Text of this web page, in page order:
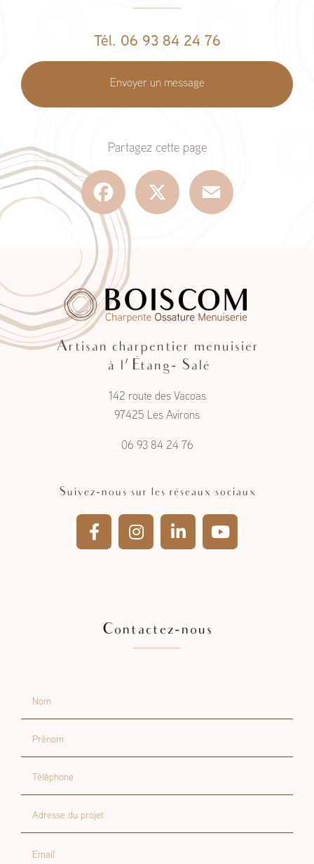
Tél. 06 93 84 24 76
Envoyer un message
Partagez cette page
Facebook
Artisan charpentier menuisier
à l'Étang- Salé
142 route des Vacoas
97425 Les Avirons
06 93 84 24 76
Suivez-nous sur les réseaux sociaux
Contactez-nous
Nom
Prénom
Téléphone
Adresse du projet
Email